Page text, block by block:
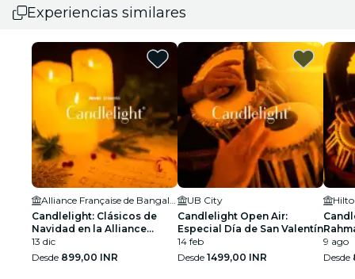
Experiencias similares
Candlelight: Clásicos de
Navidad en la Alliance
Française
13 dic
Desde 899,00 INR
UB City
Candlelight Open Air:
Especial Día de San Valentín
14 feb
Desde 1499,00 INR
9 ago
Desde